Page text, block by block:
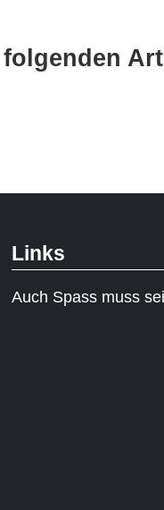
Links
Auch Spass muss